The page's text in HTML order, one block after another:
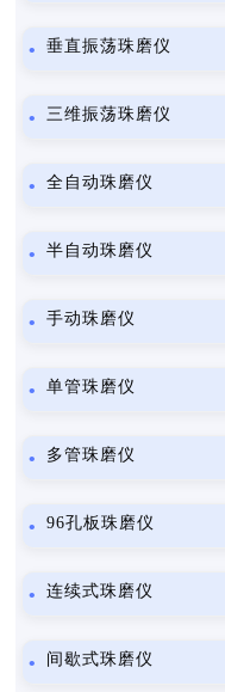
垂直振荡珠磨仪
三维振荡珠磨仪
全自动珠磨仪
半自动珠磨仪
手动珠磨仪
单管珠磨仪
多管珠磨仪
96孔板珠磨仪
连续式珠磨仪
间歇式珠磨仪